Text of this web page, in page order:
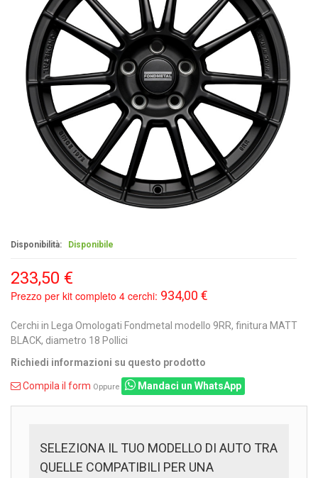
Disponibilità: Disponibile
233,50 €
Prezzo per kit completo 4 cerchi: 934,00 €
Cerchi in Lega Omologati Fondmetal modello 9RR, finitura MATT
BLACK, diametro 18 Pollici
Richiedi informazioni su questo prodotto
Compila il form Oppure Mandaci un WhatsApp
SELEZIONA IL TUO MODELLO DI AUTO TRA
QUELLE COMPATIBILI PER UNA